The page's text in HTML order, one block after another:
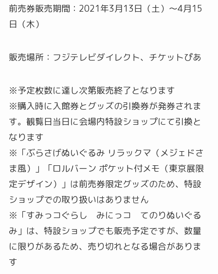
前売券販売期間：2021年3月13日（土）～4月15
日（木）
販売場所：フジテレビダイレクト、チケットぴあ
※予定枚数に達し次第販売終了となります
※購入時に入館券とグッズの引換券が発券されま
す。観覧日当日に会場内特設ショップにて引換と
なります
※「ぶらさげぬいぐるみ リラックマ（メジェドさ
ま風）」「ロルバーン ポケット付メモ（東京展限
定デザイン）」は前売券限定グッズのため、特設
ショップでの取り扱いはありません
※「すみっコぐらし みにっコ てのりぬいぐる
み」は、特設ショップでも販売予定ですが、数量
に限りがあるため、売り切れとなる場合がありま
す